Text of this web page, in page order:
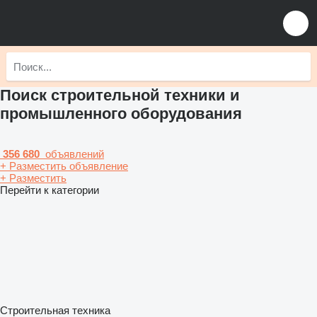
Поиск строительной техники и
промышленного оборудования
356 680 объявлений
+ Разместить объявление
+ Разместить
Перейти к категории
Строительная техника